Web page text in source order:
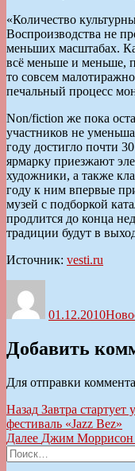
«Количество
Воспроизводства не
меньших масштабах.
всё меньше и меньше,
то совсем
печальный процесс
Non/fiction же пока
участников не
году достигло почти
ярмарку приезжают
художники, а также
году к ним впервые
музей с подборкой
продлится до конца
традиции будут в
Источник: vesti.ru
01.12.2010
Добавить
Для отправки
Навигация
по
записям
Назад Предыдущая
запись:
Завтра
фестиваль «Jazz Bez»
Далее Следующая
Джим Моррисон
Искать: